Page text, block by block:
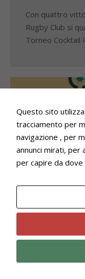
Con quattro
Rugby Club si
Torneo Cocktail
Il Bologna
Fondazione
Anche il
Questo sito
tracciamento per
navigazione , per
annunci mirati, per
per capire da